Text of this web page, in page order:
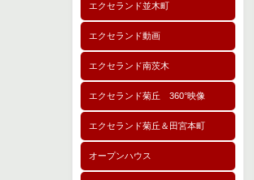
エクセランド並木町
エクセランド動画
エクセランド南茨木
エクセランド菊丘 360°映像
エクセランド菊丘＆田宮本町
オープンハウス